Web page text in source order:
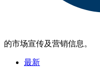
的市场宣传及营销信息。
最新